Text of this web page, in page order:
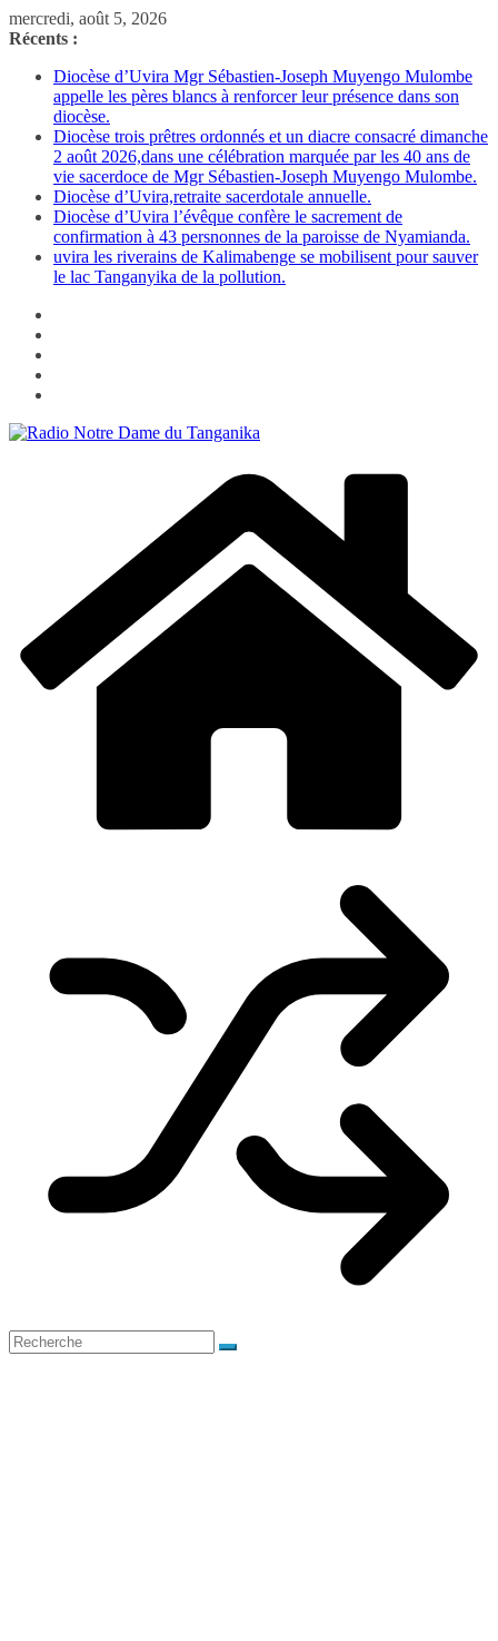
Passer
au
mercredi, août 5, 2026
Récents :
Diocèse d’Uvira Mgr Sébastien-Joseph Muyengo Mulombe
appelle les pères blancs à renforcer leur présence dans son
diocèse.
Diocèse trois prêtres ordonnés et un diacre consacré dimanche
2 août 2026,dans une célébration marquée par les 40 ans de
vie sacerdoce de Mgr Sébastien-Joseph Muyengo Mulombe.
Diocèse d’Uvira,retraite sacerdotale annuelle.
Diocèse d’Uvira l’évêque confère le sacrement de
confirmation à 43 persnonnes de la paroisse de Nyamianda.
uvira les riverains de Kalimabenge se mobilisent pour sauver
le lac Tanganyika de la pollution.